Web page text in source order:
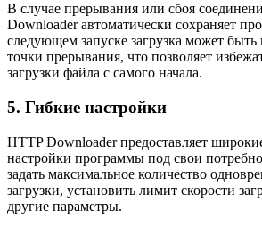
В случае прерывания или сбоя
Downloader автоматически сохраняет
следующем запуске загрузка может быть
точки прерывания, что позволяет
загрузки файла с самого начала.
5. Гибкие настройки
HTTP Downloader предоставляет
настройки программы под свои
задать максимальное количество
загрузки, установить лимит скорости
другие параметры.